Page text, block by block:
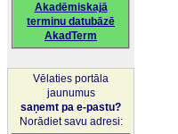
Akadēmiskajā
terminu datubāzē
AkadTerm
Vēlaties portāla
jaunumus
saņemt pa e-pastu?
Norādiet savu adresi: